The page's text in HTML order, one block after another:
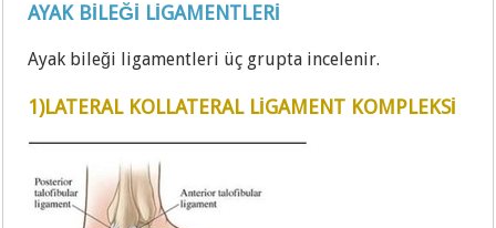
AYAK BİLEĞİ LİGAMENTLERİ
Ayak bileği ligamentleri üç grupta incelenir.
1)LATERAL KOLLATERAL LİGAMENT KOMPLEKSİ